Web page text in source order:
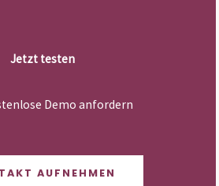
Jetzt testen
Demo anfordern
AUFNEHMEN